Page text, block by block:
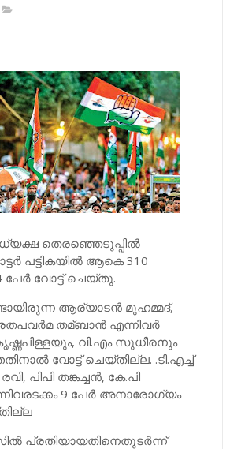
തെരഞ്ഞെടുപ്പില്‍
പട്ടികയില്‍ ആകെ 310
പേര്‍ വോട്ട് ചെയ്തു.
ആര്യാടന്‍ മുഹമ്മദ്,
തമ്ബാന്‍ എന്നിവര്‍
വി.എം സുധീരനും
വോട്ട് ചെയ്തില്ല. .ടി.എച്ച്‌
പിപി തങ്കച്ചന്‍, കേ.പി
9 പേര്‍ അനാരോഗ്യം
പ്രതിയായതിനെതുടര്‍ന്ന്